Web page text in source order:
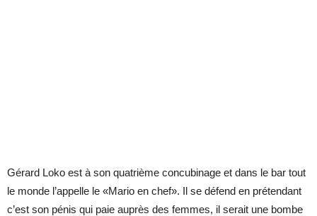
Gérard Loko est à son quatrième concubinage et dans le bar tout
le monde l’appelle le «Mario en chef». Il se défend en prétendant
c’est son pénis qui paie auprès des femmes, il serait une bombe